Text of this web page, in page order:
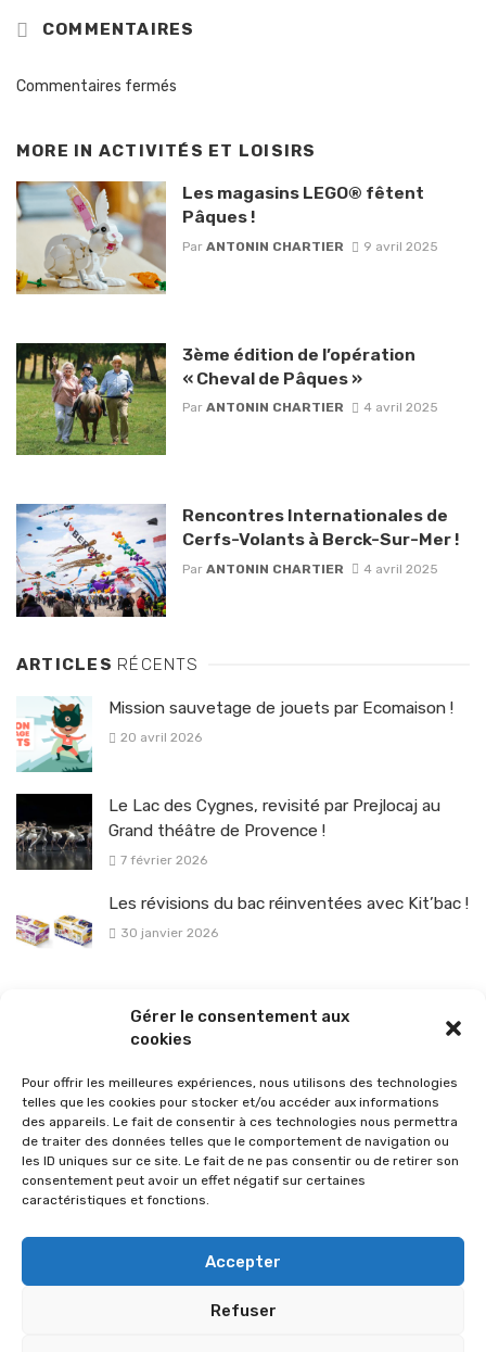
Gérer le consentement aux
cookies
Pour offrir les meilleures expériences, nous utilisons des technologies
telles que les cookies pour stocker et/ou accéder aux informations
des appareils. Le fait de consentir à ces technologies nous permettra
de traiter des données telles que le comportement de navigation ou
les ID uniques sur ce site. Le fait de ne pas consentir ou de retirer son
consentement peut avoir un effet négatif sur certaines
caractéristiques et fonctions.
Accepter
Refuser
COMMENTAIRES
Commentaires fermés
MORE IN ACTIVITÉS ET LOISIRS
Les magasins LEGO® fêtent
Pâques !
Par ANTONIN CHARTIER 9 avril 2025
3ème édition de l’opération
« Cheval de Pâques »
Par ANTONIN CHARTIER 4 avril 2025
Rencontres Internationales de
Cerfs-Volants à Berck-Sur-Mer !
Par ANTONIN CHARTIER 4 avril 2025
ARTICLES RÉCENTS
Mission sauvetage de jouets par Ecomaison !
20 avril 2026
Le Lac des Cygnes, revisité par Prejlocaj au
Grand théâtre de Provence !
7 février 2026
Les révisions du bac réinventées avec Kit’bac !
30 janvier 2026